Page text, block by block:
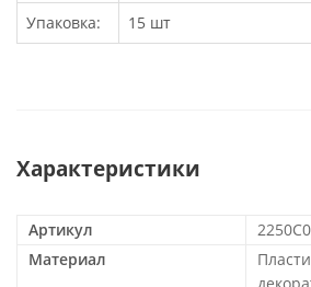
Упаковка:
15 шт
Характеристики
Артикул
Материал